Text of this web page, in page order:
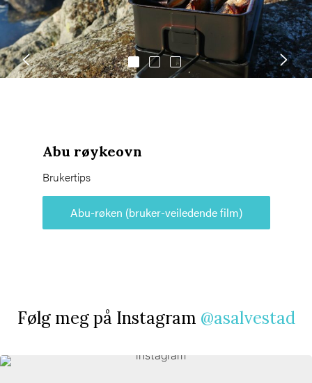
Abu røykeovn
Brukertips
Abu-røken (bruker-veiledende film)
Følg meg på Instagram @asalvestad